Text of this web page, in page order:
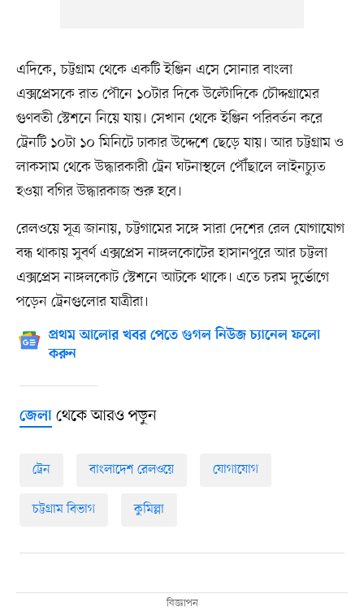
এদিকে, চট্টগ্রাম থেকে একটি ইঞ্জিন এসে সোনার বাংলা
এক্সপ্রেসকে রাত পৌনে ১০টার দিকে উল্টোদিকে চৌদ্দগ্রামের
গুণবতী স্টেশনে নিয়ে যায়। সেখান থেকে ইঞ্জিন পরিবর্তন করে
ট্রেনটি ১০টা ১০ মিনিটে ঢাকার উদ্দেশে ছেড়ে যায়। আর চট্টগ্রাম ও
লাকসাম থেকে উদ্ধারকারী ট্রেন ঘটনাস্থলে পৌঁছালে লাইনচ্যুত
হওয়া বগির উদ্ধারকাজ শুরু হবে।
রেলওয়ে সূত্র জানায়, চট্টগামের সঙ্গে সারা দেশের রেল যোগাযোগ
বন্ধ থাকায় সুবর্ণ এক্সপ্রেস নাঙ্গলকোটের হাসানপুরে আর চট্টলা
এক্সপ্রেস নাঙ্গলকোট স্টেশনে আটকে থাকে। এতে চরম দুর্ভোগে
পড়েন ট্রেনগুলোর যাত্রীরা।
প্রথম আলোর খবর পেতে গুগল নিউজ চ্যানেল ফলো
করুন
জেলাথেকে আরও পড়ুন
ট্রেন বাংলাদেশ রেলওয়ে যোগাযোগ
চট্টগ্রাম বিভাগ কুমিল্লা